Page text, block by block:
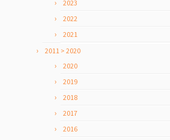
2023
2022
2021
2011 > 2020
2020
2019
2018
2017
2016